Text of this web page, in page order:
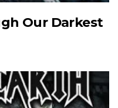
Our Darkest